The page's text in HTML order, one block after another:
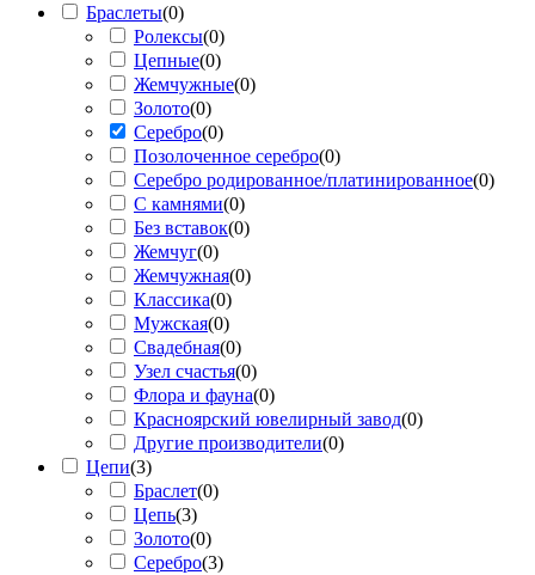
Браслеты(0)
Ролексы(0)
Цепные(0)
Жемчужные(0)
Золото(0)
Серебро(0)
Позолоченное серебро(0)
Серебро родированное/платинированное(0)
С камнями(0)
Без вставок(0)
Жемчуг(0)
Жемчужная(0)
Классика(0)
Мужская(0)
Свадебная(0)
Узел счастья(0)
Флора и фауна(0)
Красноярский ювелирный завод(0)
Другие производители(0)
Цепи(3)
Браслет(0)
Цепь(3)
Золото(0)
Серебро(3)